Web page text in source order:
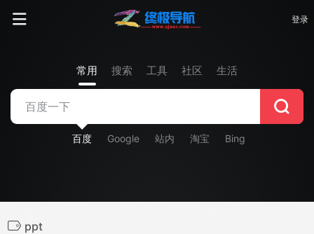
登录
常用 搜索 工具 社区 生活
百度 Google 站内 淘宝 Bing
ppt